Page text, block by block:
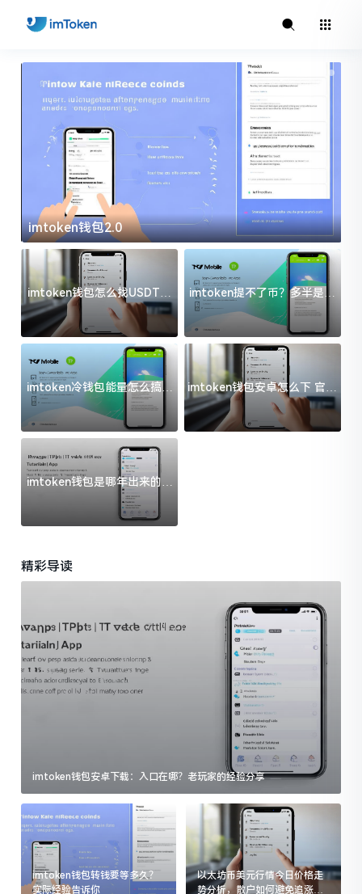
imtoken钱包2.0
imtoken钱包怎么找USDT地
址？三步搞定不踩坑
imtoken提不了币？多半是这
几件事没处理好
imtoken冷钱包能量怎么搞？
过来人告诉你门道
imtoken钱包安卓怎么下 官方
渠道避坑指南
imtoken钱包是哪年出来的？
一文给你说清楚
精彩导读
imtoken钱包安卓下载：入口在哪？老玩家的经验分享
imtoken钱包转钱要等多久？
实际经验告诉你
以太坊币美元行情今日价格走
势分析，散户如何避免追涨杀